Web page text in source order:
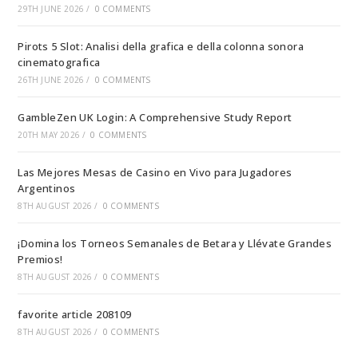
29TH JUNE 2026 / 0 COMMENTS
Pirots 5 Slot: Analisi della grafica e della colonna sonora
cinematografica
26TH JUNE 2026 / 0 COMMENTS
GambleZen UK Login: A Comprehensive Study Report
20TH MAY 2026 / 0 COMMENTS
Las Mejores Mesas de Casino en Vivo para Jugadores
Argentinos
8TH AUGUST 2026 / 0 COMMENTS
¡Domina los Torneos Semanales de Betara y Llévate Grandes
Premios!
8TH AUGUST 2026 / 0 COMMENTS
favorite article 208109
8TH AUGUST 2026 / 0 COMMENTS